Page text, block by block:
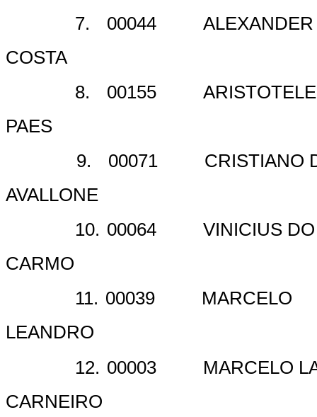
7.
00044
COSTA
8.
00155
PAES
9.
00071
CRISTIANO
AVALLONE
10. 00064
VINICIUS DO
CARMO
11. 00039
MARCELO
LEANDRO
12. 00003
MARCELO
CARNEIRO